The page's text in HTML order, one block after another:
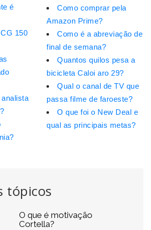
tópicos
O que é motivação
Cortella?
é
150
Como comprar pela
Amazon Prime?
Como é a abreviação de
final de semana?
Quantos quilos pesa a
bicicleta Caloi aro 29?
Qual o canal de TV que
passa filme de faroeste?
O que foi o New Deal e
qual as principais metas?